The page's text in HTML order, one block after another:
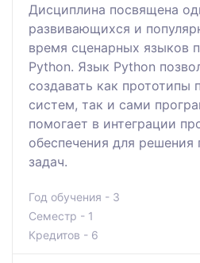
Дисциплина посвящена
развивающихся и
время сценарных языков
Python. Язык Python
создавать как прототипы
систем, так и сами
помогает в интеграции
обеспечения для решения
задач.
Год обучения - 3
Семестр - 1
Кредитов - 6